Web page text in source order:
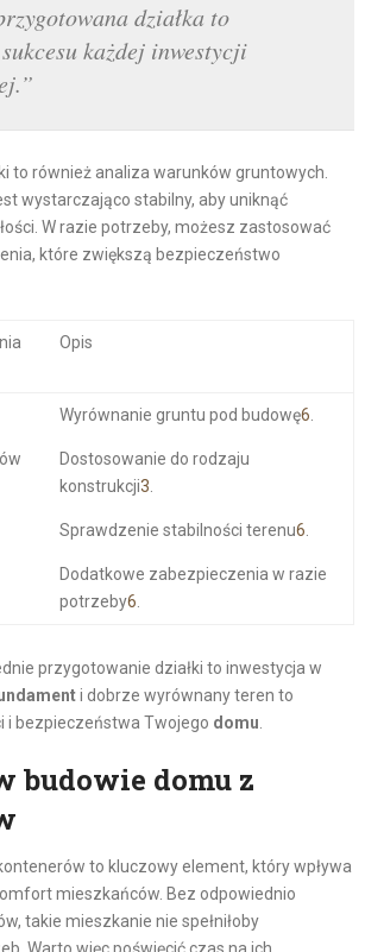
działka to
każdej inwestycji
to również analiza warunków gruntowych.
wystarczająco stabilny, aby uniknąć
W razie potrzeby, możesz zastosować
które zwiększą bezpieczeństwo
Opis
Wyrównanie gruntu pod budowę6.
Dostosowanie do rodzaju
konstrukcji3.
Sprawdzenie stabilności terenu6.
Dodatkowe zabezpieczenia w razie
potrzeby6.
przygotowanie działki to inwestycja w
i dobrze wyrównany teren to
i bezpieczeństwa Twojego domu.
budowie domu z
to kluczowy element, który wpływa
mieszkańców. Bez odpowiednio
takie mieszkanie nie spełniłoby